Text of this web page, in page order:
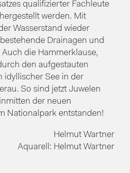
qualifizierter Fachleute
werden. Mit
Wasserstand wieder
Drainagen und
die Hammerklause,
den aufgestauten
idyllischer See in der
So sind jetzt Juwelen
der neuen
Nationalpark entstanden!
Helmut Wartner
Aquarell: Helmut Wartner